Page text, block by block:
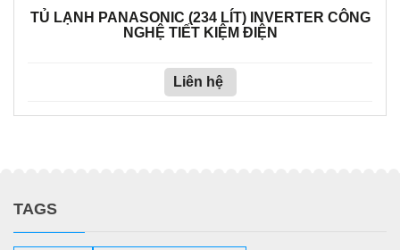
TỦ LẠNH PANASONIC (234 LÍT) INVERTER CÔNG
NGHỆ TIẾT KIỆM ĐIỆN
Liên hệ
TAGS